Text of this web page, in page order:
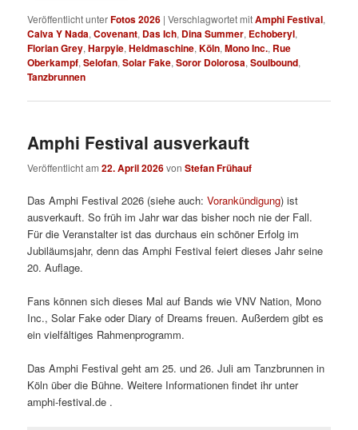
Veröffentlicht unterFotos 2026 |Verschlagwortet mitAmphi Festival,
Calva Y Nada,Covenant, Das Ich, Dina Summer, Echoberyl,
Florian Grey,Harpyie,Heldmaschine,Köln,Mono Inc., Rue
Oberkampf,Selofan,Solar Fake,Soror Dolorosa,Soulbound,
Tanzbrunnen
Amphi Festival ausverkauft
Veröffentlicht am22. April 2026vonStefan Frühauf
Das Amphi Festival 2026 (siehe auch:Vorankündigung) ist
ausverkauft. So früh im Jahr war das bisher noch nie der Fall.
Für die Veranstalter ist das durchaus ein schöner Erfolg im
Jubiläumsjahr, denn das Amphi Festival feiert dieses Jahr seine
20. Auflage.
Fans können sich dieses Mal auf Bands wie VNV Nation, Mono
Inc., Solar Fake oder Diary of Dreams freuen. Außerdem gibt es
ein vielfältiges Rahmenprogramm.
Das Amphi Festival geht am 25. und 26. Juli am Tanzbrunnen in
Köln über die Bühne. Weitere Informationen findet ihr unter
amphi-festival.de .